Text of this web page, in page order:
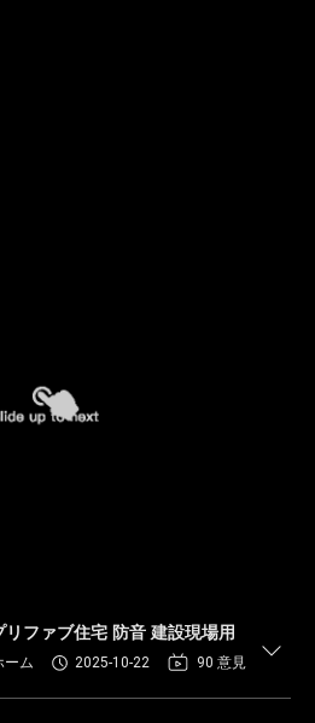
ファブ住宅 防音 建設現場用
ーム 2025-10-22 90 意見